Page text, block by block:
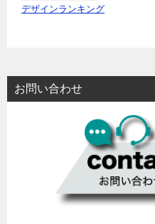
デザインランキング
お問い合わせ